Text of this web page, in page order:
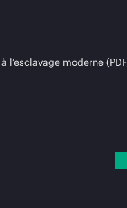
l’esclavage moderne